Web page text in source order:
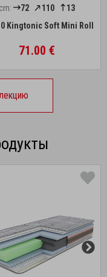
cm: 72 110
13
Kingtonic Soft Mini Roll
71.00 €